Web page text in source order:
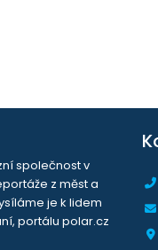
společnost v
z měst a
je k lidem
portálu polar.cz